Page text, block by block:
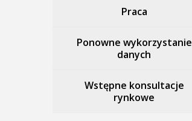
Praca
Ponowne wykorzystanie
danych
Wstępne konsultacje
rynkowe